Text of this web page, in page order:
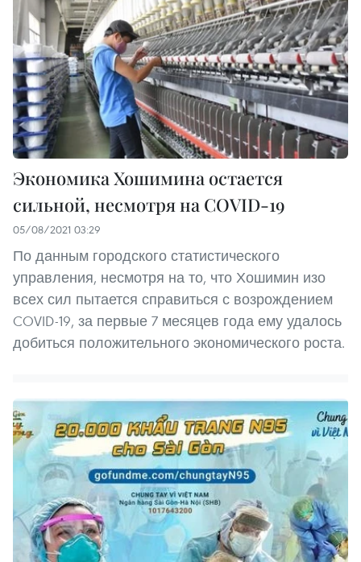
Экономика Хошимина остается
сильной, несмотря на COVID-19
05/08/2021 03:29
По данным городского статистического
управления, несмотря на то, что Хошимин изо
всех сил пытается справиться с возрождением
COVID-19, за первые 7 месяцев года ему удалось
добиться положительного экономического роста.